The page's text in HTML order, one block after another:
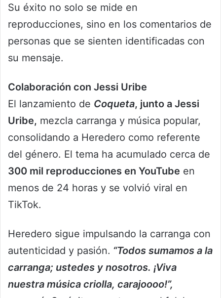
Su éxito no solo se mide en
reproducciones, sino en los comentarios de
personas que se sienten identificadas con
su mensaje.
Colaboración con Jessi Uribe
El lanzamiento de Coqueta, junto a Jessi
Uribe, mezcla carranga y música popular,
consolidando a Heredero como referente
del género. El tema ha acumulado cerca de
300 mil reproducciones en YouTube en
menos de 24 horas y se volvió viral en
TikTok.
Heredero sigue impulsando la carranga con
autenticidad y pasión. “Todos sumamos a la
carranga; ustedes y nosotros. ¡Viva
nuestra música criolla, carajoooo!”,